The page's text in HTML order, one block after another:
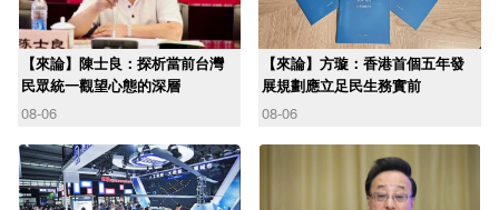
【來論】陳士良：探析當前台灣
民眾統一觀望心態的深層
08-06
【來論】方璇：香港首個五年發
展規劃應立足民生務實前
08-06